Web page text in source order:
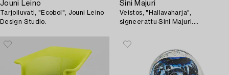
Jouni Leino
Tarjoiluvati, "Ecobol", Jouni Leino
Design Studio.
Sini Majuri
Veistos, "Hallavaharja",
signeerattu Sini Majuri.